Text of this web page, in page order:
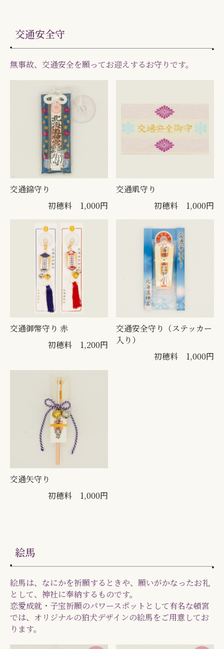
交通安全守
無事故、交通安全を願ってお迎えするお守りです。
交通錦守り
初穂料 1,000円
交通肌守り
初穂料 1,000円
交通御幣守り 赤
初穂料 1,200円
交通安全守り（ステッカー
入り）
初穂料 1,000円
交通矢守り
初穂料 1,000円
絵馬
絵馬は、なにかを祈願するときや、願いがかなったお礼
として、神社に奉納するものです。
恋愛成就・子宝祈願のパワースポットとして有名な頓宮
では、オリジナルの狛犬デザインの絵馬をご用意してお
ります。